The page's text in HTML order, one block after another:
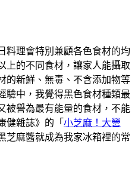
料理會特別兼顧各色食材的均
上的不同食材，讓家人能攝取
的新鮮、無毒、不含添加物等
驗中，我覺得黑色食材種類最
被譽為最有能量的食材，不能
健雜誌》的「 小芝麻！大營
芝麻醬就成為我家冰箱裡的常